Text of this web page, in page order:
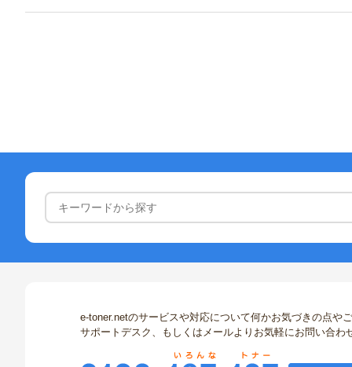
e-toner.netのサービスや対応について何かお気づきの点や
サポートデスク、もしくはメールよりお気軽にお問い合わ